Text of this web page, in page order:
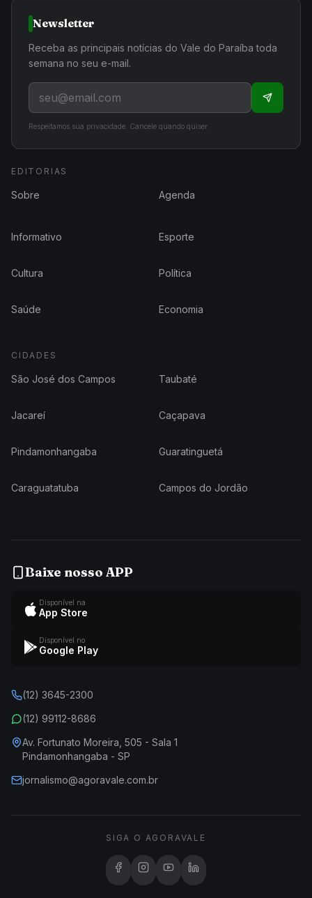
Newsletter
Receba as principais notícias do Vale do Paraíba toda
semana no seu e-mail.
Respeitamos sua privacidade. Cancele quando quiser.
EDITORIAS
Sobre Agenda
Informativo Esporte
Cultura Política
Saúde Economia
CIDADES
São José dos Campos Taubaté
Jacareí Caçapava
Pindamonhangaba Guaratinguetá
Caraguatatuba Campos do Jordão
Baixe nosso APP
Disponível na
App Store
Disponível no
Google Play
(12) 3645-2300
(12) 99112-8686
Av. Fortunato Moreira, 505 - Sala 1
Pindamonhangaba - SP
jornalismo@agoravale.com.br
SIGA O AGORAVALE